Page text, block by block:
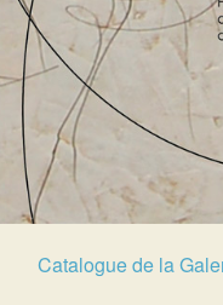
Catalogue de la